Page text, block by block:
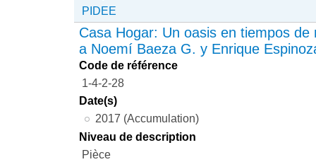
PIDEE
Casa Hogar: Un oasis en tiempos
a Noemí Baeza G. y Enrique
Code de référence
1-4-2-28
Date(s)
2017 (Accumulation)
Niveau de description
Pièce